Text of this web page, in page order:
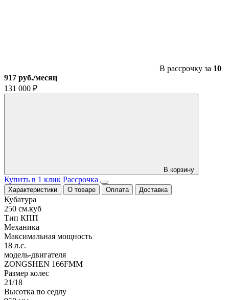
В рассрочку за 10
917 руб./месяц
131 000 ₽
В корзину
Купить в 1 клик Рассрочка
Характеристики О товаре Оплата Доставка
Кубатура
250 см.куб
Тип КПП
Механика
Максимальная мощность
18 л.с.
модель-двигателя
ZONGSHEN 166FMM
Размер колес
21/18
Высотка по седлу